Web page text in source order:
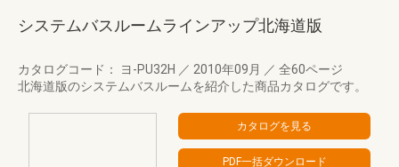
システムバスルームラインアップ北海道版
カタログコード： ヨ-PU32H ／ 2010年09月 ／ 全60ページ
北海道版のシステムバスルームを紹介した商品カタログです。